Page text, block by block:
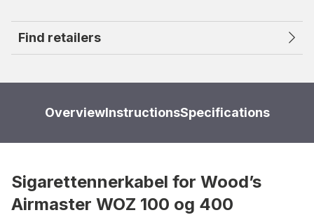
Find retailers
OverviewInstructionsSpecifications
Sigarettennerkabel for Wood’s
Airmaster WOZ 100 og 400